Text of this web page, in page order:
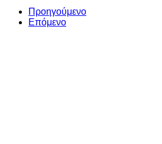
Share
Προηγούμενο
Επόμενο